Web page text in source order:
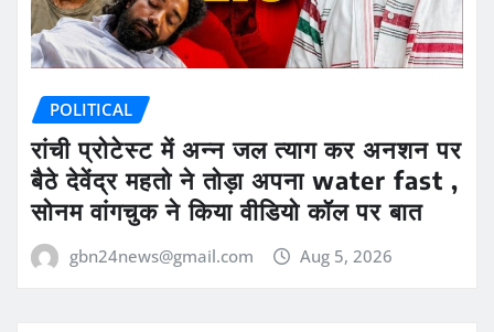
POLITICAL
रांची प्रोटेस्ट में अन्न जल त्याग कर अनशन पर
बैठे देवेंद्र महतो ने तोड़ा अपना water fast ,
सोनम वांगचुक ने किया वीडियो कॉल पर बात
gbn24news@gmail.com Aug 5, 2026